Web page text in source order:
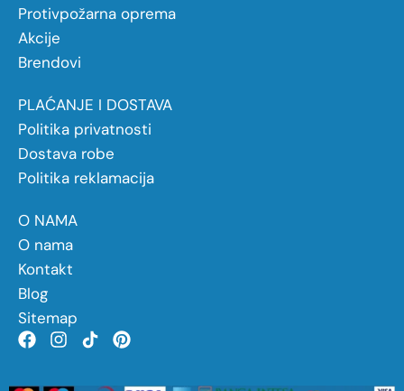
Protivpožarna oprema
Akcije
Brendovi
PLAĆANJE I DOSTAVA
Politika privatnosti
Dostava robe
Politika reklamacija
O NAMA
O nama
Kontakt
Blog
Sitemap